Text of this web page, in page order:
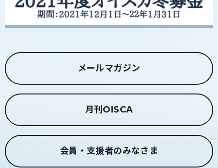
メールマガジン
月刊OISCA
会員・支援者のみなさま